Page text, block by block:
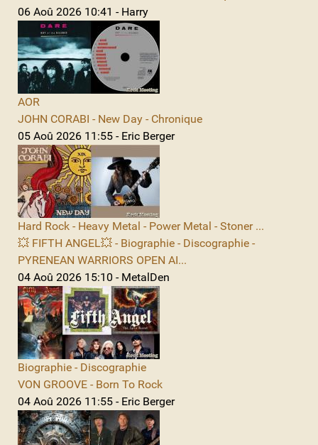
06 Aoû 2026 10:41 - Harry
AOR
JOHN CORABI - New Day - Chronique
05 Aoû 2026 11:55 - Eric Berger
Hard Rock - Heavy Metal - Power Metal - Stoner ...
💥 FIFTH ANGEL💥 - Biographie - Discographie -
PYRENEAN WARRIORS OPEN AI...
04 Aoû 2026 15:10 - MetalDen
Biographie - Discographie
VON GROOVE - Born To Rock
04 Aoû 2026 11:55 - Eric Berger